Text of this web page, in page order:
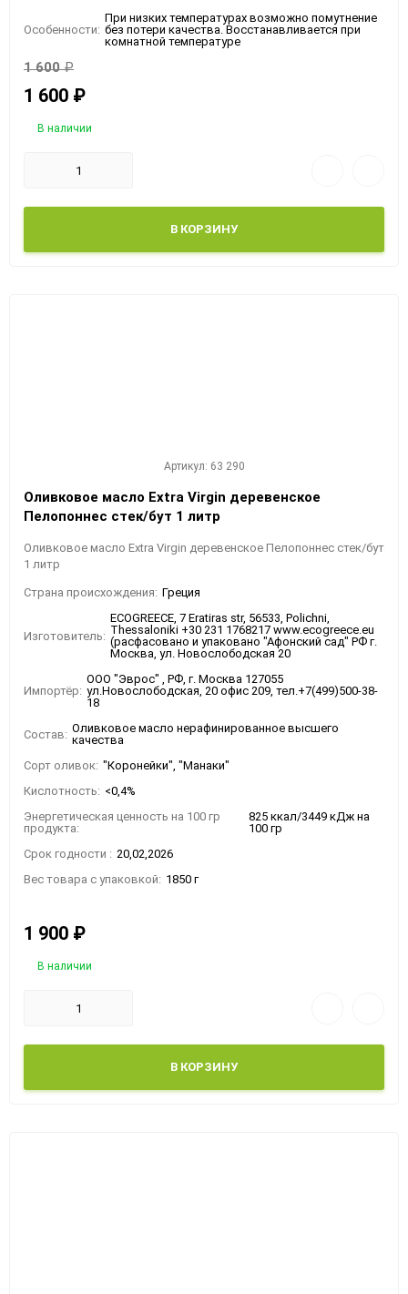
Особенности:
При низких температурах возможно помутнение
без потери качества. Восстанавливается при
комнатной температуре
1 600 ₽
1 600 ₽
В наличии
В КОРЗИНУ
Артикул: 63 290
Оливковое масло Extra Virgin деревенское
Пелопоннес стек/бут 1 литр
Оливковое масло Extra Virgin деревенское Пелопоннес стек/бут
1 литр
Страна происхождения: Греция
Изготовитель:
ECOGREECE, 7 Eratiras str, 56533, Polichni,
Thessaloniki +30 231 1768217 www.ecogreece.eu
(расфасовано и упаковано "Афонский сад" РФ г.
Москва, ул. Новослободская 20
Импортёр:
ООО "Эврос" , РФ, г. Москва 127055
ул.Новослободская, 20 офис 209, тел.+7(499)500-38-
18
Состав: Оливковое масло нерафинированное высшего
качества
Сорт оливок: "Коронейки", "Манаки"
Кислотность: <0,4%
Энергетическая ценность на 100 гр
продукта:
825 ккал/3449 кДж на
100 гр
Срок годности : 20,02,2026
Вес товара с упаковкой: 1850 г
1 900 ₽
В наличии
В КОРЗИНУ